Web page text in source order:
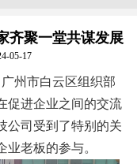
齐聚一堂共谋发展
05-17
州市白云区组织部
促进企业之间的交流
公司受到了特别的关
老板的参与。